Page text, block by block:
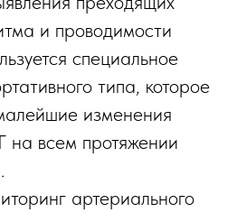
и проводимости
специальное
типа, которое
изменения
на всем протяжении
артериального